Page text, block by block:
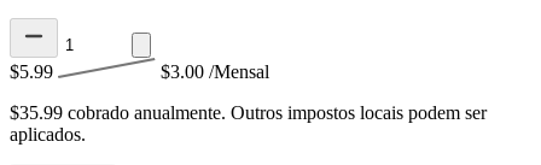
$5.99 $3.00 /Mensal
$35.99 cobrado anualmente. Outros impostos locais podem ser
aplicados.